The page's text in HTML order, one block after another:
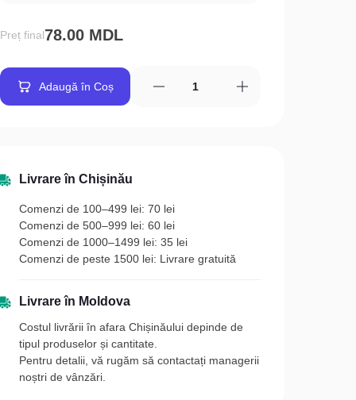
Preț final78.00 MDL
Adaugă în Coș
Livrare în Chișinău
Comenzi de 100–499 lei: 70 lei
Comenzi de 500–999 lei: 60 lei
Comenzi de 1000–1499 lei: 35 lei
Comenzi de peste 1500 lei: Livrare gratuită
Livrare în Moldova
Costul livrării în afara Chișinăului depinde de
tipul produselor și cantitate.
Pentru detalii, vă rugăm să contactați managerii
noștri de vânzări.